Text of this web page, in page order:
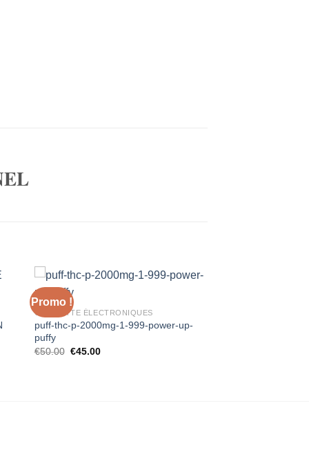
Promo !
CIGARETTE ÉLECTRONIQUES
puff-thc-p-2000mg-1-999-power-up-
puffy
€50.00 Le
€45.00Le